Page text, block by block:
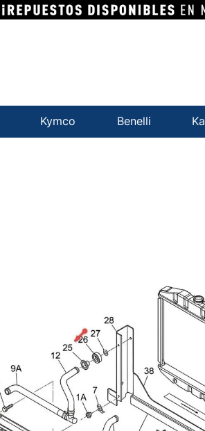
Kymco Benelli